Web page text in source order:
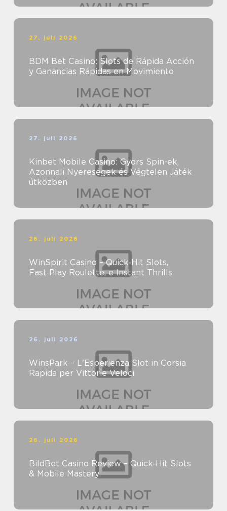
27. juli 2026
BDM Bet Casino: Slots de Rápida Acción
y Ganancias Rápidas en Movimiento
27. juli 2026
Kinbet Mobile Casino: Gyors Spin-ek,
Azonnali Nyereségek és Végtelen Játék
útközben
26. juli 2026
WinSpirit Casino – Quick‑Hit Slots,
Fast‑Play Roulette, e Instant Thrills
26. juli 2026
WinsPark – L'Esperienza Slot in Corsia
Rapida per Vittorie Veloci
26. juli 2026
BildBet Casino Review – Quick‑Hit Slots
& Mobile Mastery